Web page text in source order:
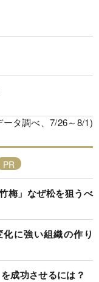
ータ調べ、7/26～8/1)
梅」なぜ松を狙うべ
に強い組織の作り
成功させるには？